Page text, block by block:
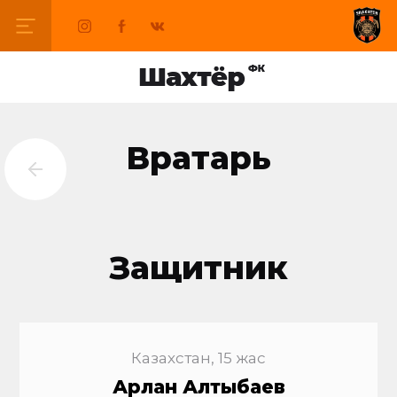
Вратарь
Защитник
Казахстан, 15 жас
Арлан Алтыбаев